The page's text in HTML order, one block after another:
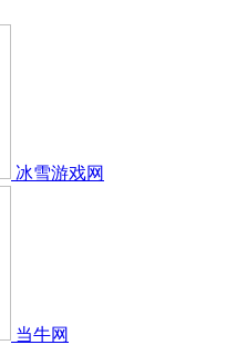
冰雪游戏网
当牛网